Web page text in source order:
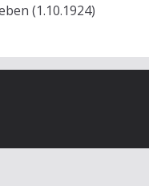
(1.10.1924)